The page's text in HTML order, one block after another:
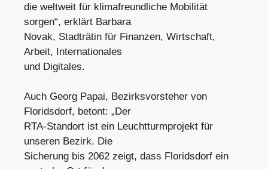
die weltweit für klimafreundliche Mobilität
sorgen“, erklärt Barbara
Novak, Stadträtin für Finanzen, Wirtschaft,
Arbeit, Internationales
und Digitales.
Auch Georg Papai, Bezirksvorsteher von
Floridsdorf, betont: „Der
RTA-Standort ist ein Leuchtturmprojekt für
unseren Bezirk. Die
Sicherung bis 2062 zeigt, dass Floridsdorf ein